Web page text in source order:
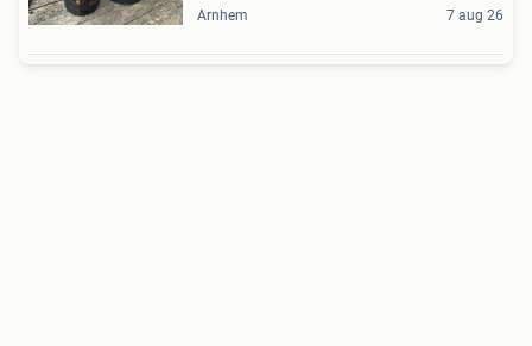
Arnhem 7 aug 26